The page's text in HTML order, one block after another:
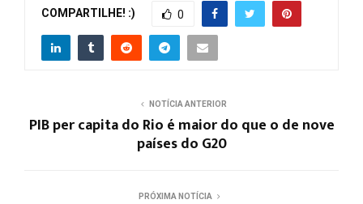
COMPARTILHE! :) 0
NOTÍCIA ANTERIOR
PIB per capita do Rio é maior do que o de nove
países do G20
PRÓXIMA NOTÍCIA